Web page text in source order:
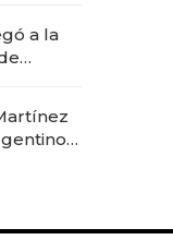
a la